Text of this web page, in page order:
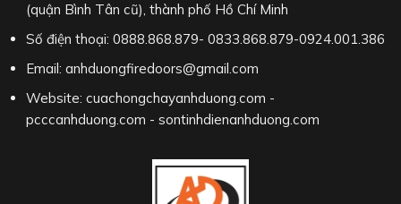
(quận Bình Tân cũ), thành phố Hồ Chí Minh
Số điện thoại: 0888.868.879- 0833.868.879-0924.001.386
Email: anhduongfiredoors@gmail.com
Website: cuachongchayanhduong.com -
pcccanhduong.com - sontinhdienanhduong.com